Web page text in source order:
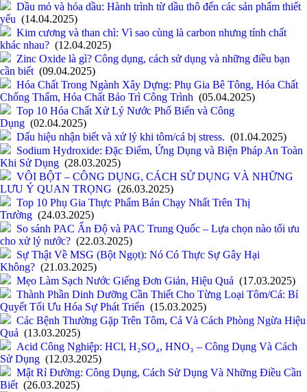
Dầu mỏ và hóa dầu: Hành trình từ dầu thô đến các sản phẩm thiết
yếu (14.04.2025)
Kim cương và than chì: Vì sao cùng là carbon nhưng tính chất
khác nhau? (12.04.2025)
Zinc Oxide là gì? Công dụng, cách sử dụng và những điều bạn
cần biết (09.04.2025)
Hóa Chất Trong Ngành Xây Dựng: Phụ Gia Bê Tông, Hóa Chất
Chống Thấm, Hóa Chất Bảo Trì Công Trình (05.04.2025)
Top 10 Hóa Chất Xử Lý Nước Phổ Biến và Công
Dụng (02.04.2025)
Dấu hiệu nhận biết và xử lý khi tôm/cá bị stress. (01.04.2025)
Sodium Hydroxide: Đặc Điểm, Ứng Dụng và Biện Pháp An Toàn
Khi Sử Dụng (28.03.2025)
VÔI BỘT – CÔNG DỤNG, CÁCH SỬ DỤNG VÀ NHỮNG
LƯU Ý QUAN TRỌNG (26.03.2025)
Top 10 Phụ Gia Thực Phẩm Bán Chạy Nhất Trên Thị
Trường (24.03.2025)
So sánh PAC Ấn Độ và PAC Trung Quốc – Lựa chọn nào tối ưu
cho xử lý nước? (22.03.2025)
Sự Thật Về MSG (Bột Ngọt): Nó Có Thực Sự Gây Hại
Không? (21.03.2025)
Mẹo Làm Sạch Nước Giếng Đơn Giản, Hiệu Quả (17.03.2025)
Thành Phần Dinh Dưỡng Cần Thiết Cho Từng Loại Tôm/Cá: Bí
Quyết Tối Ưu Hóa Sự Phát Triển (15.03.2025)
Các Bệnh Thường Gặp Trên Tôm, Cá Và Cách Phòng Ngừa Hiệu
Quả (13.03.2025)
Acid Công Nghiệp: HCl, H₂SO₄, HNO₃ – Công Dụng Và Cách
Sử Dụng (12.03.2025)
Mật Rỉ Đường: Công Dụng, Cách Sử Dụng Và Những Điều Cần
Biết (26.03.2025)